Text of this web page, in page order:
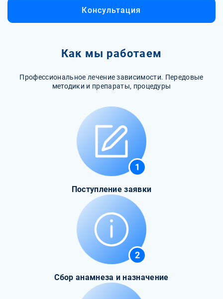
Консультация
Как мы работаем
Профессиональное лечение зависимости. Передовые
методики и препараты, процедуры
1
Поступление заявки
2
Сбор анамнеза и назначение